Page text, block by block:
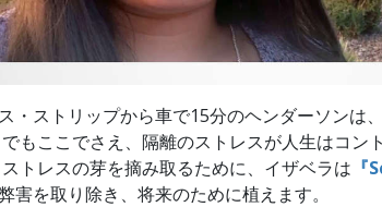
・ストリップから車で15分のヘンダーソンは
もここでさえ、隔離のストレスが人生はコン
トレスの芽を摘み取るために、イザベラは
害を取り除き、将来のために植えます。